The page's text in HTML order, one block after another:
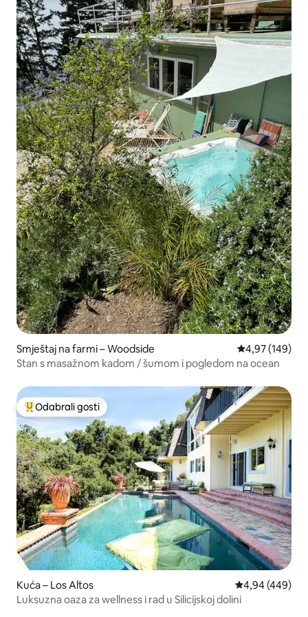
Smještaj na farmi – Woodside Prosječna
4,97 (149)
Stan s masažnom kadom / šumom i pogledom na ocean
Među najviše rangiranima s oznakom „Odabrali gosti”
Odabrali gosti
Kuća – Los Altos Prosječna
4,94 (449)
Luksuzna oaza za wellness i rad u Silicijskoj dolini